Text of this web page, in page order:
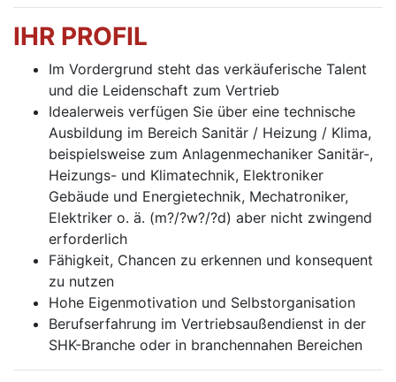
IHR PROFIL
Im Vordergrund steht das verkäuferische Talent
und die Leidenschaft zum Vertrieb
Idealerweis verfügen Sie über eine technische
Ausbildung im Bereich Sanitär / Heizung / Klima,
beispielsweise zum Anlagenmechaniker Sanitär-,
Heizungs- und Klimatechnik, Elektroniker
Gebäude und Energietechnik, Mechatroniker,
Elektriker o. ä. (m?/?w?/?d) aber nicht zwingend
erforderlich
Fähigkeit, Chancen zu erkennen und konsequent
zu nutzen
Hohe Eigenmotivation und Selbstorganisation
Berufserfahrung im Vertriebsaußendienst in der
SHK-Branche oder in branchennahen Bereichen